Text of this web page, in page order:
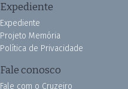
Expediente
Expediente
Projeto Memória
Política de Privacidade
Fale conosco
Fale com o Cruzeiro